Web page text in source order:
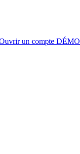
un compte DÉMO